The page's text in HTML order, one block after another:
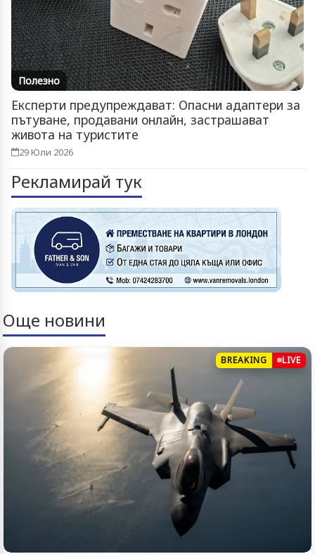
Полезно
Експерти предупреждават: Опасни адаптери за
пътуване, продавани онлайн, застрашават
живота на туристите
29 Юли 2026
Рекламирай тук
Още новини
BREAKING LIVE